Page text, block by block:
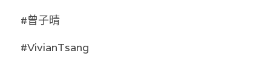
#曾子晴
#VivianTsang